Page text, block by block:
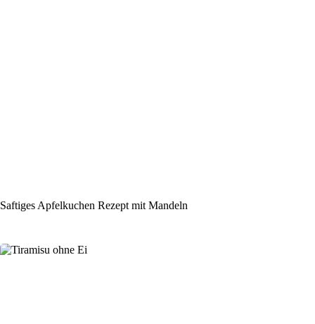
Saftiges Apfelkuchen Rezept mit Mandeln